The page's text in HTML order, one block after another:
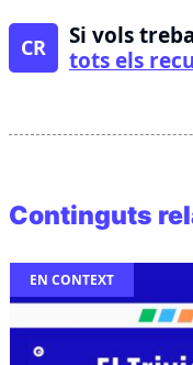
CR
Si vols
tots els
Continguts
EN CONTEXT